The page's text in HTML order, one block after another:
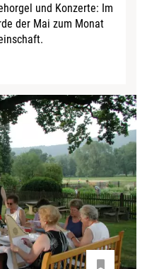
und Konzerte: Im
der Mai zum Monat